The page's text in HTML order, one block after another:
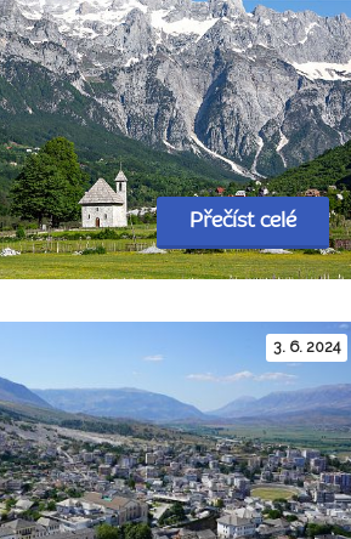
Přečíst celé
3. 6. 2024